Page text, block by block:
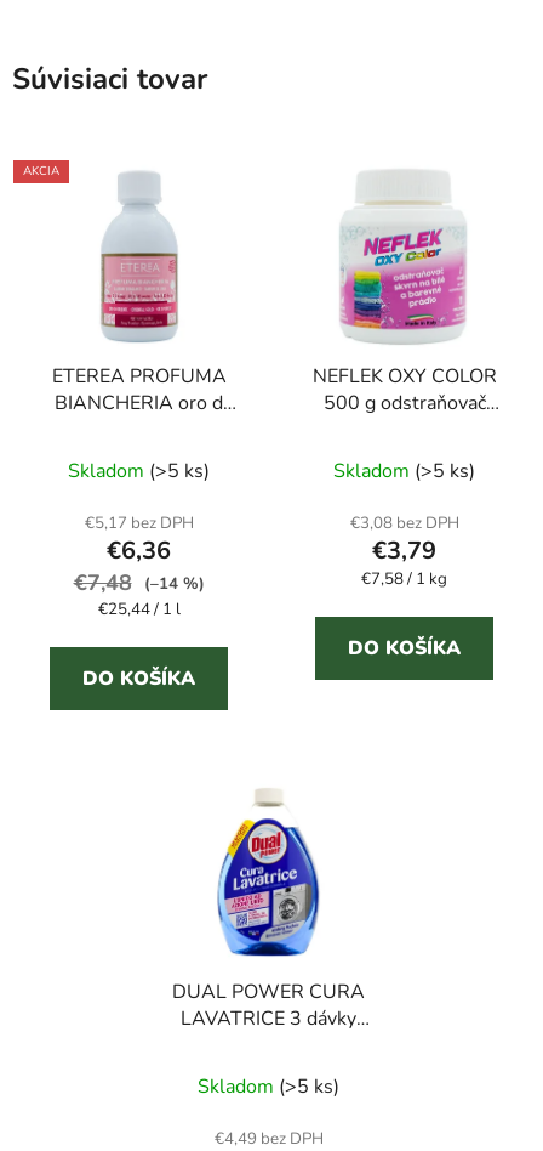
Súvisiaci tovar
AKCIA
ETEREA PROFUMA
BIANCHERIA oro d
na bielizeň
Skladom (>5 ks)
€5,17 bez DPH
€6,36
€7,48
(–14 %)
Jednotková
€25,44 / 1 l
DO KOŠÍKA
NEFLEK OXY COLOR
500 g odstraňovač
hodnotenie
produktu
je
5,0
z
5
hviezdičiek.
Skladom (>5 ks)
€3,08 bez DPH
€3,79
Jednotková
€7,58 / 1 kg
DO KOŠÍKA
DUAL POWER CURA
LAVATRICE 3 dávky
Skladom (>5 ks)
€4,49 bez DPH